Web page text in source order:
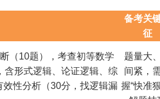
备考关
征
（10题），考查初等数学
含形式逻辑、论证逻辑、综
性分析（30分，找逻辑漏
题量大
间紧，
握“快准